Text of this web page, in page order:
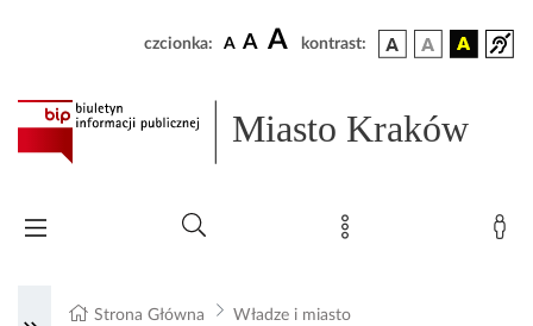
czcionka: A A A kontrast:
Miasto Kraków
Strona Główna
Władze i miasto